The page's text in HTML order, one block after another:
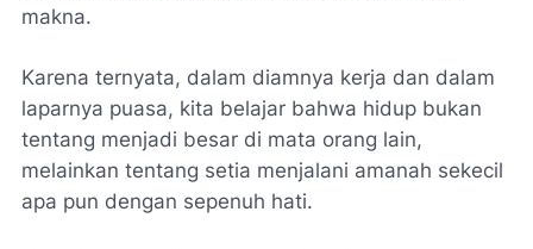
makna.
Karena ternyata, dalam diamnya kerja dan dalam
laparnya puasa, kita belajar bahwa hidup bukan
tentang menjadi besar di mata orang lain,
melainkan tentang setia menjalani amanah sekecil
apa pun dengan sepenuh hati.